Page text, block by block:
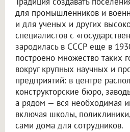
для промышленников и
и для ученых и других
специалистов с
зародилась в СССР еще в
построено множество таких
вокруг крупных научных и
предприятий: в центре
конструкторские бюро,
а рядом — вся необходимая
включая школы,
сами дома для сотрудников.